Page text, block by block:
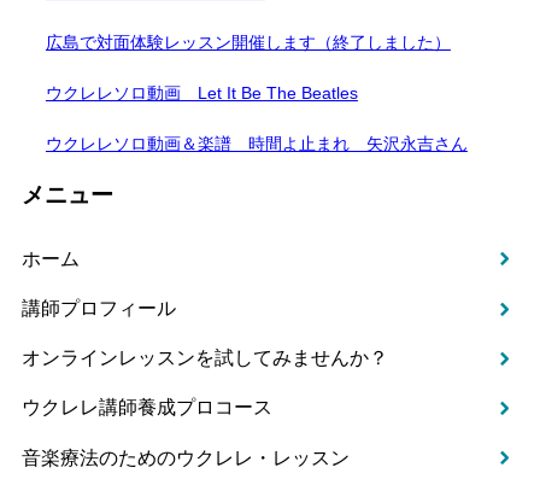
広島で対面体験レッスン開催します（終了しました）
ウクレレソロ動画 Let It Be The Beatles
ウクレレソロ動画＆楽譜 時間よ止まれ 矢沢永吉さん
メニュー
ホーム
講師プロフィール
オンラインレッスンを試してみませんか？
ウクレレ講師養成プロコース
音楽療法のためのウクレレ・レッスン